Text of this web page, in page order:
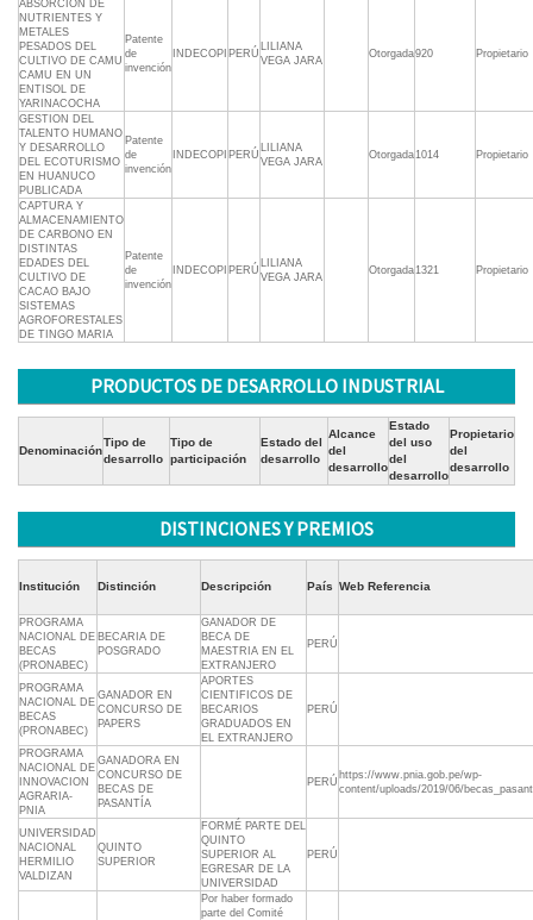
ABSORCION DE
NUTRIENTES Y
METALES
PESADOS DEL
CULTIVO DE CAMU
CAMU EN UN
ENTISOL DE
YARINACOCHA
Patente
de
invención
INDECOPI PERÚ
LILIANA
VEGA JARA
Otorgada920 Propietario
GESTION DEL
TALENTO HUMANO
Y DESARROLLO
DEL ECOTURISMO
EN HUANUCO
PUBLICADA
Patente
de
invención
INDECOPI PERÚ
LILIANA
VEGA JARA
Otorgada1014 Propietario
CAPTURA Y
ALMACENAMIENTO
DE CARBONO EN
DISTINTAS
EDADES DEL
CULTIVO DE
CACAO BAJO
SISTEMAS
AGROFORESTALES
DE TINGO MARIA
Patente
de
invención
INDECOPI PERÚ
LILIANA
VEGA JARA
Otorgada1321 Propietario
PRODUCTOS DE DESARROLLO INDUSTRIAL
Denominación
Tipo de
desarrollo
Tipo de
participación
Estado del
desarrollo
Alcance
del
desarrollo
Estado
del uso
del
desarrollo
Propietario
del
desarrollo
DISTINCIONES Y PREMIOS
Institución Distinción Descripción País Web Referencia
PROGRAMA
NACIONAL DE
BECAS
(PRONABEC)
BECARIA DE
POSGRADO
GANADOR DE
BECA DE
MAESTRIA EN EL
EXTRANJERO
PERÚ
PROGRAMA
NACIONAL DE
BECAS
(PRONABEC)
GANADOR EN
CONCURSO DE
PAPERS
APORTES
CIENTIFICOS DE
BECARIOS
GRADUADOS EN
EL EXTRANJERO
PERÚ
PROGRAMA
NACIONAL DE
INNOVACION
AGRARIA-
PNIA
GANADORA EN
CONCURSO DE
BECAS DE
PASANTÍA
PERÚ
https://www.pnia.gob.pe/wp-
content/uploads/2019/06/
UNIVERSIDAD
NACIONAL
HERMILIO
VALDIZAN
QUINTO
SUPERIOR
FORMÉ PARTE DEL
QUINTO
SUPERIOR AL
EGRESAR DE LA
UNIVERSIDAD
PERÚ
Por haber formado
parte del Comité